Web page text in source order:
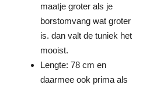
maatje groter als je
borstomvang wat groter
is. dan valt de tuniek het
mooist.
Lengte: 78 cm en
daarmee ook prima als